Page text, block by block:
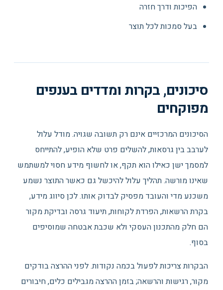
הפיכות ודרך חזרה
בעל סמכות לכל תוצר
סיכונים, בקרות ומדדים בענפים
מפוקחים
הסיכונים המרכזיים אינם רק תשובה שגויה. מודל עלול
לערבב בין גרסאות, להשלים פרט שלא הופיע, להתייחס
למסמך ישן כאילו הוא תקף, או לחשוף מידע חסוי למשתמש
שאינו מורשה. תהליך עלול להיכשל גם כאשר התוצר נשמע
משכנע מדי והעובד מפסיק לבדוק אותו. לכן סיווג מידע,
בקרת הרשאות, הפרדת לקוחות, תיעוד גרסה ובדיקת מקור
הם חלק מהתכנון העסקי ולא שכבת אבטחה שמוסיפים
בסוף.
הבקרות צריכות לפעול בכמה נקודות. לפני ההרצה בודקים
מקור, רגישות והרשאה; בזמן ההרצה מגבילים כלים, חיבורים